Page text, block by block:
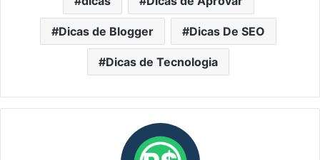
Dicas de Blogger Dicas De SEO
Dicas de Tecnologia